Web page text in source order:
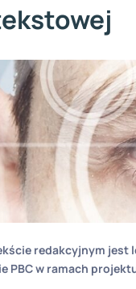
redakcyjnym jest
w ramach projektu